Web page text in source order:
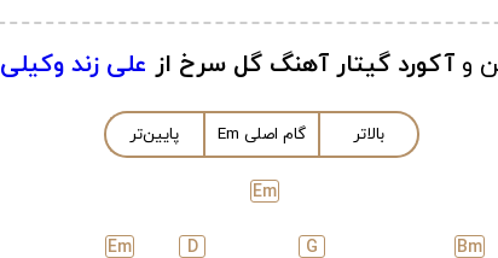
و آکورد گیتار آهنگ گل سرخ از علی زند وکیلی
بالاتر گام اصلی Em پایین‌تر
Em
Bm
G
D
Em